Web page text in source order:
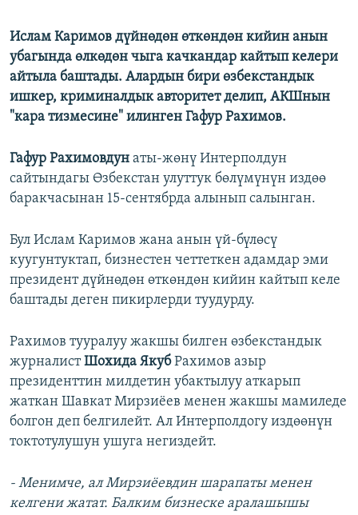
Ислам Каримов дүйнөдөн өткөндөн кийин анын
убагында өлкөдөн чыга качкандар кайтып келери
айтыла баштады. Алардын бири өзбекстандык
ишкер, криминалдык авторитет делип, АКШнын
"кара тизмесине" илинген Гафур Рахимов.
Гафур Рахимовдун аты-жөнү Интерполдун
сайтындагы Өзбекстан улуттук бөлүмүнүн издөө
баракчасынан 15-сентябрда алынып салынган.
Бул Ислам Каримов жана анын үй-бүлөсү
куугунтуктап, бизнестен четтеткен адамдар эми
президент дүйнөдөн өткөндөн кийин кайтып келе
баштады деген пикирлерди туудурду.
Рахимов тууралуу жакшы билген өзбекстандык
журналистШохида ЯкубРахимов азыр
президенттин милдетин убактылуу аткарып
жаткан Шавкат Мирзиёев менен жакшы мамиледе
болгон деп белгилейт. Ал Интерполдогу издөөнүн
токтотулушун ушуга негиздейт.
- Менимче, ал Мирзиёевдин шарапаты менен
келгени жатат. Балким бизнеске аралашышы